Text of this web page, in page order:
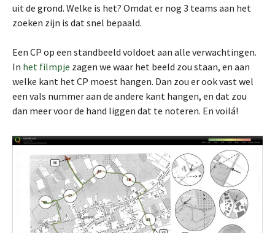
uit de grond. Welke is het? Omdat er nog 3 teams aan het
zoeken zijn is dat snel bepaald.
Een CP op een standbeeld voldoet aan alle verwachtingen.
In het filmpje zagen we waar het beeld zou staan, en aan
welke kant het CP moest hangen. Dan zou er ook vast wel
een vals nummer aan de andere kant hangen, en dat zou
dan meer voor de hand liggen dat te noteren. En voilá!